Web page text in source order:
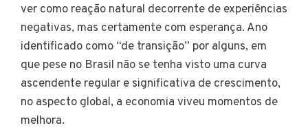
ver como reação natural decorrente de experiências
negativas, mas certamente com esperança. Ano
identificado como “de transição” por alguns, em
que pese no Brasil não se tenha visto uma curva
ascendente regular e significativa de crescimento,
no aspecto global, a economia viveu momentos de
melhora.